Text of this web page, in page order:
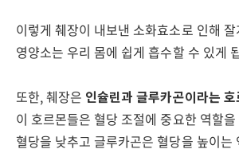
이렇게 췌장이 내보낸 소화효소로 인해
영양소는 우리 몸에 쉽게 흡수할 수 있게
또한, 췌장은 인슐린과 글루카곤이라는
이 호르몬들은 혈당 조절에 중요한 역할
혈당을 낮추고 글루카곤은 혈당을 높이는